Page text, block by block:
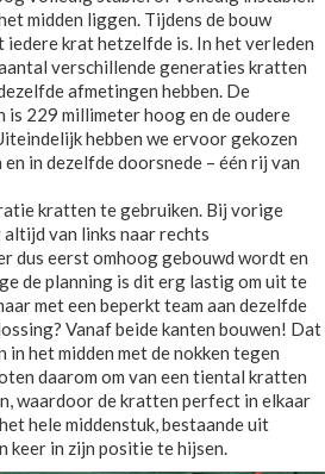
midden liggen. Tijdens de bouw
iedere krat hetzelfde is. In het verleden
verschillende generaties kratten
afmetingen hebben. De
229 millimeter hoog en de oudere
hebben we ervoor gekozen
in dezelfde doorsnede – één rij van
kratten te gebruiken. Bij vorige
van links naar rechts
dus eerst omhoog gebouwd wordt en
de planning is dit erg lastig om uit te
met een beperkt team aan dezelfde
Vanaf beide kanten bouwen! Dat
het midden met de nokken tegen
daarom om van een tiental kratten
waardoor de kratten perfect in elkaar
hele middenstuk, bestaande uit
keer in zijn positie te hijsen.